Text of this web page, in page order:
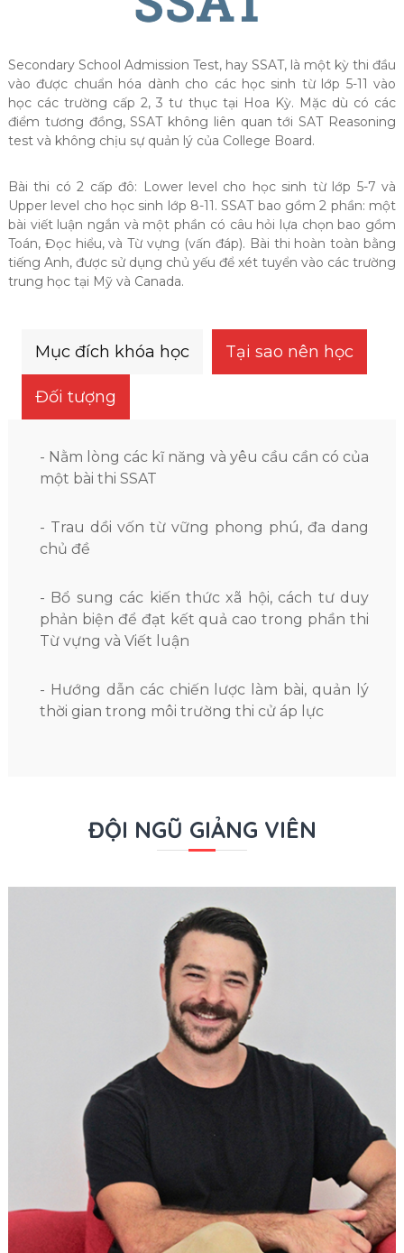
Secondary School Admission Test, hay SSAT, là một kỳ thi đầu
vào được chuẩn hóa dành cho các học sinh từ lớp 5-11 vào
học các trường cấp 2, 3 tư thục tại Hoa Kỳ. Mặc dù có các
điểm tương đồng, SSAT không liên quan tới SAT Reasoning
test và không chịu sự quản lý của College Board.
Bài thi có 2 cấp đô: Lower level cho học sinh từ lớp 5-7 và
Upper level cho học sinh lớp 8-11. SSAT bao gồm 2 phần: một
bài viết luận ngắn và một phần có câu hỏi lựa chọn bao gồm
Toán, Đọc hiểu, và Từ vựng (vấn đáp). Bài thi hoàn toàn bằng
tiếng Anh, được sử dụng chủ yếu để xét tuyển vào các trường
trung học tại Mỹ và Canada.
Mục đích khóa học Tại sao nên học
Đối tượng
- Nằm lòng các kĩ năng và yêu cầu cần có của
một bài thi SSAT
- Trau dồi vốn từ vững phong phú, đa dang
chủ đề
- Bổ sung các kiến thức xã hội, cách tư duy
phản biện để đạt kết quả cao trong phần thi
Từ vựng và Viết luận
- Hướng dẫn các chiến lược làm bài, quản lý
thời gian trong môi trường thi cử áp lực
ĐỘI NGŨ GIẢNG VIÊN